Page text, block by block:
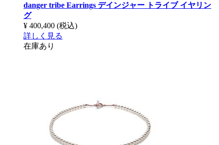
danger tribe Earrings デインジャー トライブ イヤリン
グ
¥ 400,400 (税込)
詳しく見る
在庫あり